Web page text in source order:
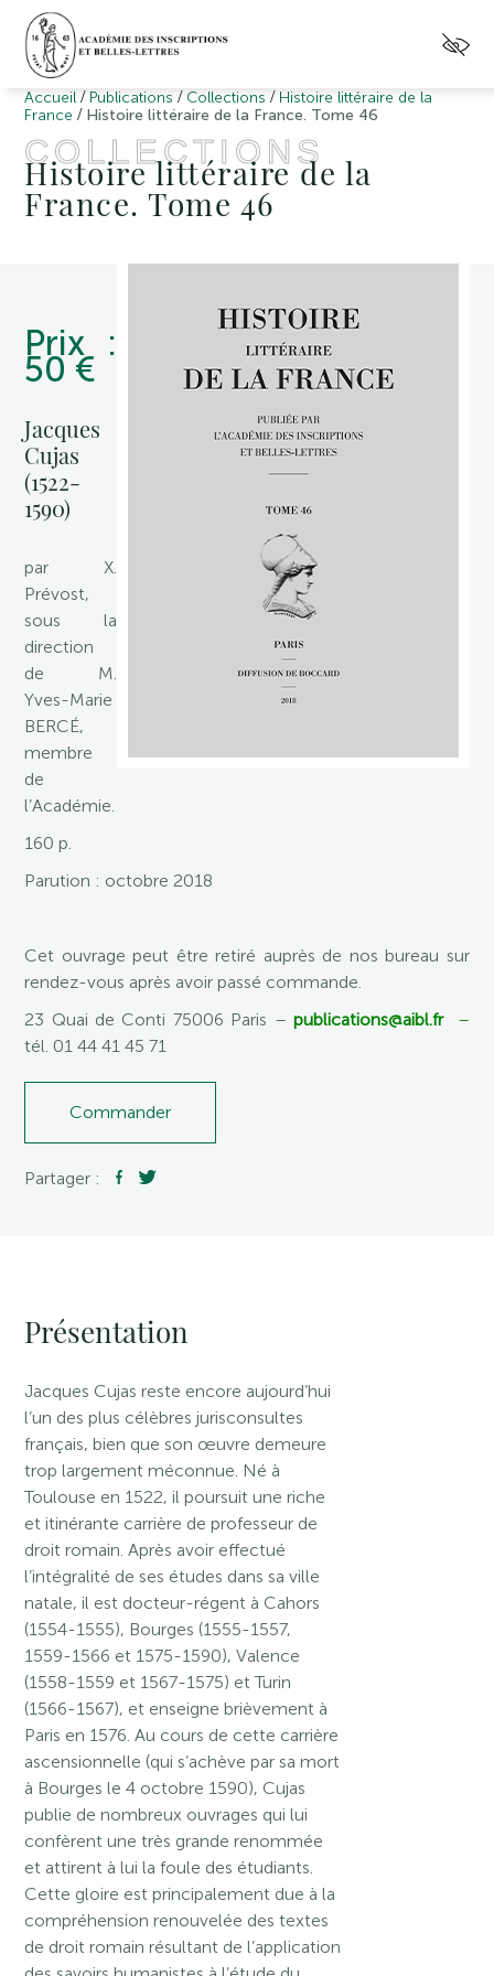
Accueil / Publications / Collections / Histoire littéraire de la
France / Histoire littéraire de la France. Tome 46
COLLECTIONS
Histoire littéraire de la
France. Tome 46
Prix :
50 €
Jacques
Cujas
(1522-
1590)
par X.
Prévost,
sous la
direction
de M.
Yves-Marie
BERCÉ,
membre
de
l’Académie.
160 p.
Parution : octobre 2018
Cet ouvrage peut être retiré auprès de nos bureau sur
rendez-vous après avoir passé commande.
23 Quai de Conti 75006 Paris – publications@aibl.fr–
tél. 01 44 41 45 71
Commander
Partager :
Présentation
Jacques Cujas reste encore aujourd’hui
l’un des plus célèbres jurisconsultes
français, bien que son œuvre demeure
trop largement méconnue. Né à
Toulouse en 1522, il poursuit une riche
et itinérante carrière de professeur de
droit romain. Après avoir effectué
l’intégralité de ses études dans sa ville
natale, il est docteur-régent à Cahors
(1554-1555), Bourges (1555-1557,
1559-1566 et 1575-1590), Valence
(1558-1559 et 1567-1575) et Turin
(1566-1567), et enseigne brièvement à
Paris en 1576. Au cours de cette carrière
ascensionnelle (qui s’achève par sa mort
à Bourges le 4 octobre 1590), Cujas
publie de nombreux ouvrages qui lui
confèrent une très grande renommée
et attirent à lui la foule des étudiants.
Cette gloire est principalement due à la
compréhension renouvelée des textes
de droit romain résultant de l’application